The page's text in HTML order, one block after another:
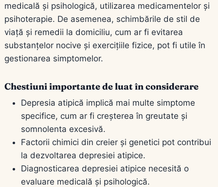
medicală și psihologică, utilizarea medicamentelor și
psihoterapie. De asemenea, schimbările de stil de
viață și remedii la domiciliu, cum ar fi evitarea
substanțelor nocive și exercițiile fizice, pot fi utile în
gestionarea simptomelor.
Chestiuni importante de luat în considerare
Depresia atipică implică mai multe simptome
specifice, cum ar fi creșterea în greutate și
somnolenta excesivă.
Factorii chimici din creier și genetici pot contribui
la dezvoltarea depresiei atipice.
Diagnosticarea depresiei atipice necesită o
evaluare medicală și psihologică.